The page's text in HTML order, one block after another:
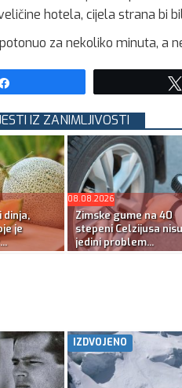
hotela, cijela strana bi
za nekoliko minuta, a
IZ ZANIMLJIVOSTI
dinja,
je
08.08.2026
Zimske gume na 40
stepeni Celzijusa nisu
jedini problem...
IZDVOJENO